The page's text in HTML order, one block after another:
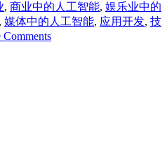
, 商业中的人工智能, 娱乐业中的
, 媒体中的人工智能, 应用开发, 技
Comments